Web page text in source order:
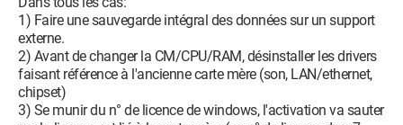
1) Faire une sauvegarde intégral des données sur un support
externe.
2) Avant de changer la CM/CPU/RAM, désinstaller les drivers
faisant référence à l'ancienne carte mère (son, LAN/ethernet,
chipset)
3) Se munir du n° de licence de windows, l'activation va sauter